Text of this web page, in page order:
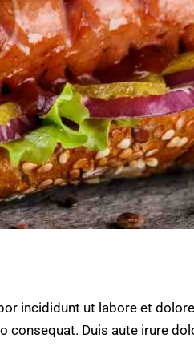
incididunt ut labore et
Duis aute irure